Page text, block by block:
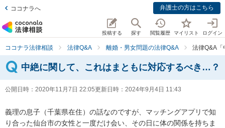
ココナラへ 弁護士の方はこちら
投稿する 探す 閲覧履歴 マイリスト ログイン
ココナラ法律相談 法律Q&A 離婚・男女問題の法律Q&A 法律Q&A
中絶に関して、これはまともに対応するべき…？
公開日時： 2020年11月7日 22:05更新日時： 2024年9月4日 11:43
義理の息子（千葉県在住）の話なのですが、マッチングアプリで知
り合った仙台市の女性と一度だけ会い、その日に体の関係を持ちま